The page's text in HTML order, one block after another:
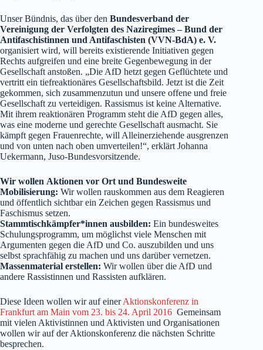
Unser Bündnis, das über den Bundesverband der
Vereinigung der Verfolgten des Naziregimes – Bund der
Antifaschistinnen und Antifaschisten (VVN-BdA) e. V.
organisiert wird, will bereits existierende Initiativen gegen
Rechts aufgreifen und eine breite Gegenbewegung in der
Gesellschaft anstoßen. „Die AfD hetzt gegen Geflüchtete und
vertritt ein tiefreaktionäres Gesellschaftsbild. Jetzt ist die Zeit
gekommen, sich zusammenzutun und unsere offene und freie
Gesellschaft zu verteidigen. Rassismus ist keine Alternative.
Mit ihrem reaktionären Programm steht die AfD gegen alles,
was eine moderne und gerechte Gesellschaft ausmacht. Sie
kämpft gegen Frauenrechte, will Alleinerziehende ausgrenzen
und von unten nach oben umverteilen!“, erklärt Johanna
Uekermann, Juso-Bundesvorsitzende.
Wir wollen Aktionen vor Ort und Bundesweite
Mobilisierung: Wir wollen rauskommen aus dem Reagieren
und öffentlich sichtbar ein Zeichen gegen Rassismus und
Faschismus setzen.
Stammtischkämpfer*innen ausbilden: Ein bundesweites
Schulungsprogramm, um möglichst viele Menschen mit
Argumenten gegen die AfD und Co. auszubilden und uns
selbst sprachfähig zu machen und uns darüber vernetzen.
Massenmaterial erstellen: Wir wollen über die AfD und
andere Rassistinnen und Rassisten aufklären.
Diese Ideen wollen wir auf einerAktionskonferenz in
Frankfurt am Main vom 23. bis 24. April 2016 Gemeinsam
mit vielen Aktivistinnen und Aktivisten und Organisationen
wollen wir auf der Aktionskonferenz die nächsten Schritte
besprechen.